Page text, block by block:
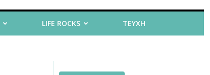
LIFE ROCKS ΤΕΥΧΗ